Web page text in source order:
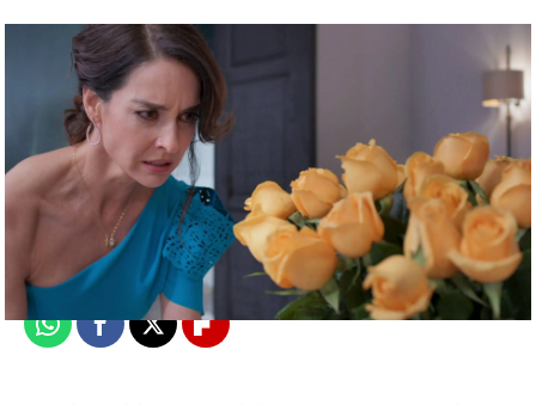
Nova
Publicado: 04 de noviembre de 2024, 21:15
WhatsappFacebook
X Flipboard